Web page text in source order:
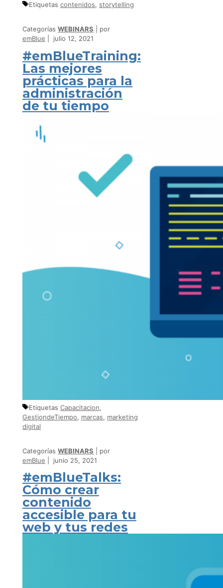
Etiquetas contenidos, storytelling
Categorías WEBINARS
por
emBlue
julio 12, 2021
#emBlueTraining:
Las mejores
prácticas para la
administración
de tu tiempo
Etiquetas Capacitacion,
GestiondeTiempo, marcas, marketing
digital
Categorías WEBINARS
por
emBlue
junio 25, 2021
#emBlueTalks:
Cómo crear
contenido
accesible para tu
web y tus redes